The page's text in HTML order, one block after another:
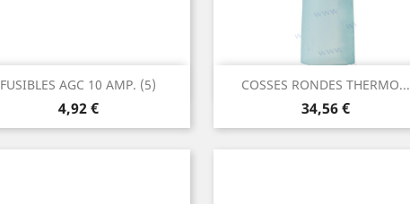
FUSIBLES AGC 10 AMP. (5)
Prix
4,92 €
Aperçu rapide COSSES RONDES THERMO...
Prix
34,56 €
Aperçu rapide